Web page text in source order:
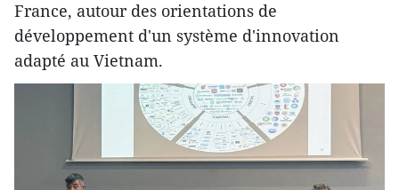
France, autour des orientations de
développement d'un système d'innovation
adapté au Vietnam.